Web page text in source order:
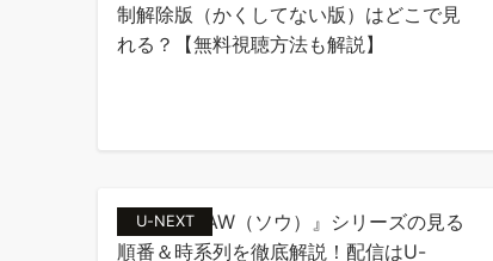
U-NEXT